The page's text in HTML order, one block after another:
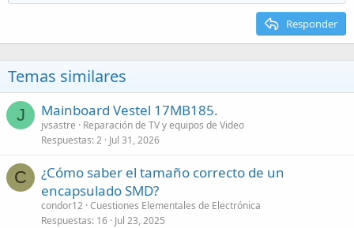
Responder
Temas similares
J Mainboard Vestel 17MB185.
jvsastre
Reparación de TV y equipos de Video
Respuestas 2 Jul 31, 2026
C
¿Cómo saber el tamaño correcto de un
encapsulado SMD?
condor12 Cuestiones Elementales de Electrónica
Respuestas 16 Jul 23, 2025